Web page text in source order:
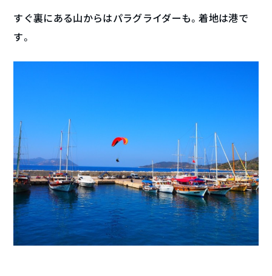
すぐ裏にある山からはパラグライダーも。着地は港で
す。